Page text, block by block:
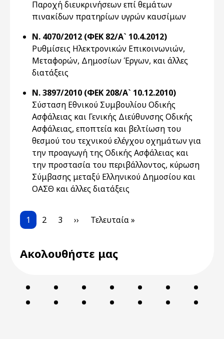
Παροχή διευκρινήσεων επί θεμάτων
πινακίδων πρατηρίων υγρών καυσίμων
Ν. 4070/2012 (ΦΕΚ 82/Α` 10.4.2012)
Ρυθμίσεις Ηλεκτρονικών Επικοινωνιών,
Μεταφορών, Δημοσίων Έργων, και άλλες
διατάξεις
Ν. 3897/2010 (ΦΕΚ 208/Α` 10.12.2010)
Σύσταση Εθνικού Συμβουλίου Οδικής
Ασφάλειας και Γενικής Διεύθυνσης Οδικής
Ασφάλειας, εποπτεία και βελτίωση του
θεσμού του τεχνικού ελέγχου οχημάτων για
την προαγωγή της Οδικής Ασφάλειας και
την προστασία του περιβάλλοντος, κύρωση
Σύμβασης μεταξύ Ελληνικού Δημοσίου και
ΟΑΣΘ και άλλες διατάξεις
Pagination
Current page
1 Page
2 Page
3 Next page
›› Last page
Τελευταία »
Ακολουθήστε μας